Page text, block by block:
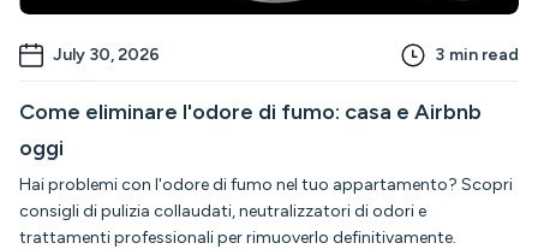
July 30, 2026 3 min read
Come eliminare l'odore di fumo: casa e Airbnb
oggi
Hai problemi con l'odore di fumo nel tuo appartamento? Scopri
consigli di pulizia collaudati, neutralizzatori di odori e
trattamenti professionali per rimuoverlo definitivamente.